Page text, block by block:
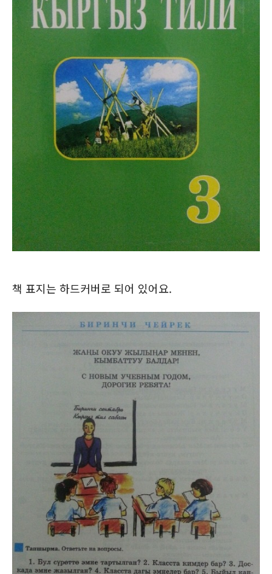
책 표지는 하드커버로 되어 있어요.